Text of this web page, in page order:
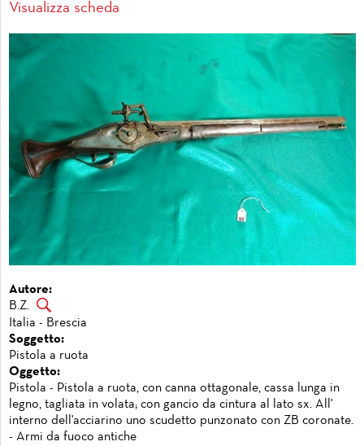
Visualizza scheda
Autore:
B.Z.
Italia - Brescia
Soggetto:
Pistola a ruota
Oggetto:
Pistola - Pistola a ruota, con canna ottagonale, cassa lunga in
legno, tagliata in volata; con gancio da cintura al lato sx. All'
interno dell'acciarino uno scudetto punzonato con ZB coronate.
- Armi da fuoco antiche